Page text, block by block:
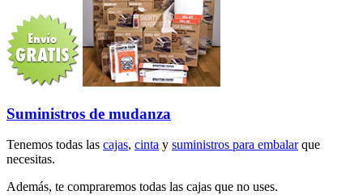
Suministros de mudanza
Tenemos todas las cajas, cinta y suministros para embalarque
necesitas.
Además, te compraremos todas las cajas que no uses.